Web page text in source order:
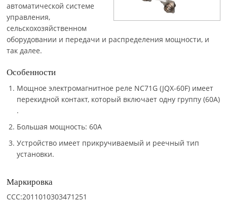
автоматической системе
управления,
сельскохозяйственном
оборудовании и передачи и распределения мощности, и
так далее.
Особенности
Мощное электромагнитное реле NC71G (JQX-60F) имеет
перекидной контакт, который включает одну группу (60A)
.
Большая мощность: 60A
Устройство имеет прикручиваемый и реечный тип
установки.
Маркировка
CCC:2011010303471251